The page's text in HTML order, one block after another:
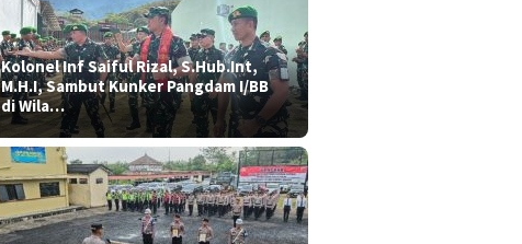
Kolonel Inf Saiful Rizal, S.Hub.Int,
M.H.I, Sambut Kunker Pangdam I/BB
di Wila…